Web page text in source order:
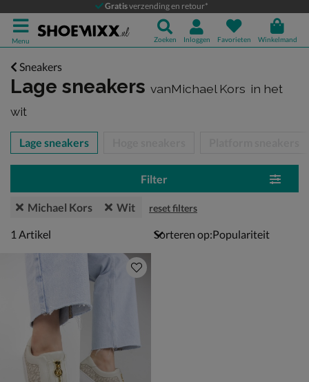
Gratisverzending en retour*
Menu Zoeken Inloggen Favorieten Winkelmand
Sneakers
Lage sneakers vanMichael Kors in het
wit
over
Lage sneakers
Filter
Michael Kors Wit reset filters
1 artikel
1 Artikel Sorteren op: